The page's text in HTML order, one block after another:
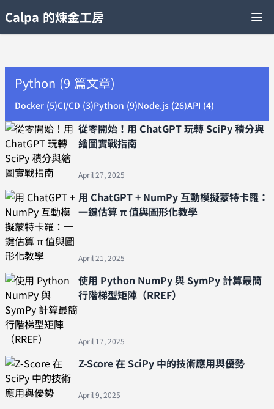
Calpa 的煉金工房
Python (9 篇文章)
Docker (5)CI/CD (3)Python (9)Node.js (26)API (4)
從零開始！用 ChatGPT 玩轉 SciPy 積分與
繪圖實戰指南
April 27, 2025
用 ChatGPT + NumPy 互動模擬蒙特卡羅：
一鍵估算 π 值與圖形化教學
April 21, 2025
使用 Python NumPy 與 SymPy 計算最簡
行階梯型矩陣（RREF）
April 17, 2025
Z-Score 在 SciPy 中的技術應用與優勢
April 9, 2025